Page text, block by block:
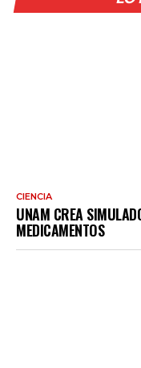
CIENCIA
UNAM CREA
MEDICAMENTOS